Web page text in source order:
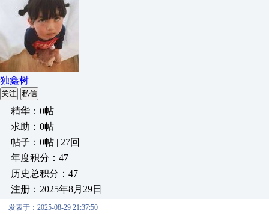
独鑫树
关注 私信
精华：0帖
求助：0帖
帖子：0帖 | 27回
年度积分：47
历史总积分：47
注册：2025年8月29日
发表于：2025-08-29 21:37:50